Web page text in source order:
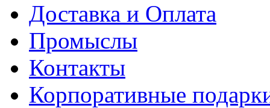
Доставка и Оплата
Промыслы
Контакты
Корпоративные